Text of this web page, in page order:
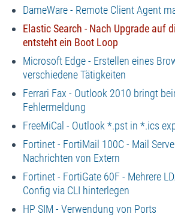
DameWare - Remote Client Agent
Elastic Search - Nach Upgrade auf
entsteht ein Boot Loop
Microsoft Edge - Erstellen eines
verschiedene Tätigkeiten
Ferrari Fax - Outlook 2010 bringt
Fehlermeldung
FreeMiCal - Outlook *.pst in *.ics
Fortinet - FortiMail 100C - Mail
Nachrichten von Extern
Fortinet - FortiGate 60F - Mehrere
Config via CLI hinterlegen
HP SIM - Verwendung von Ports